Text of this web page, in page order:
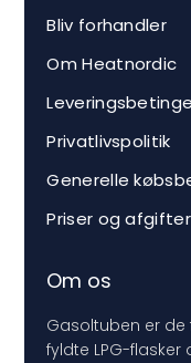
Bliv forhandler
Om Heatnordic
Privatlivspolitik
Generelle
Priser og afgifter
Om os
Gasoltuben er
fyldte LPG-flasker